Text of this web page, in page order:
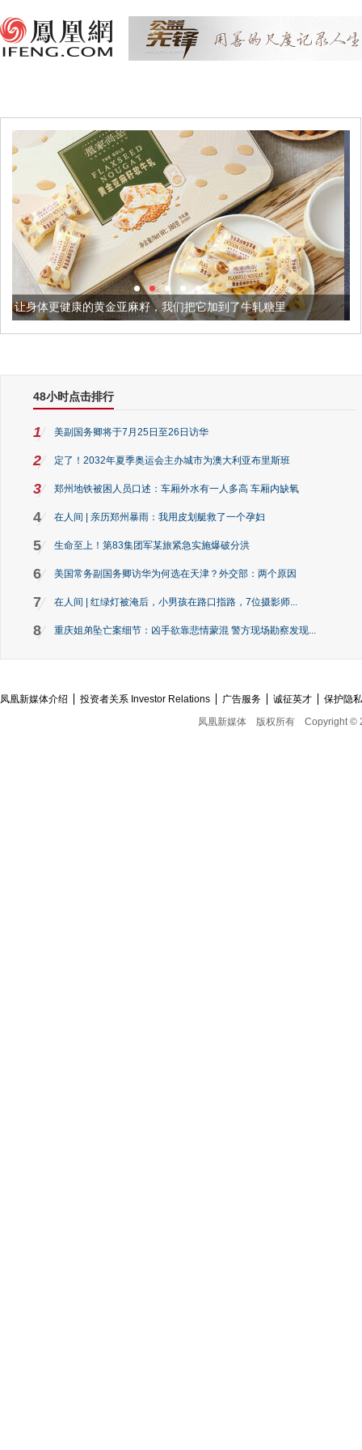
亚麻籽，我们把它加到了牛轧糖里 被列入佛家七宝的它到
48小时点击排行
1 美副国务卿将于7月25日至26日访华
2 定了！2032年夏季奥运会主办城市为澳大利亚布里斯班
3 郑州地铁被困人员口述：车厢外水有一人多高 车厢内缺氧
4 在人间 | 亲历郑州暴雨：我用皮划艇救了一个孕妇
5 生命至上！第83集团军某旅紧急实施爆破分洪
6 美国常务副国务卿访华为何选在天津？外交部：两个原因
7 在人间 | 红绿灯被淹后，小男孩在路口指路，7位摄影师...
8 重庆姐弟坠亡案细节：凶手欲靠悲情蒙混 警方现场勘察发现...
凤凰新媒体介绍 投资者关系 Investor Relations 广告服务 诚征英才
保护隐
凤凰新媒体
版权所有 Copyright ©